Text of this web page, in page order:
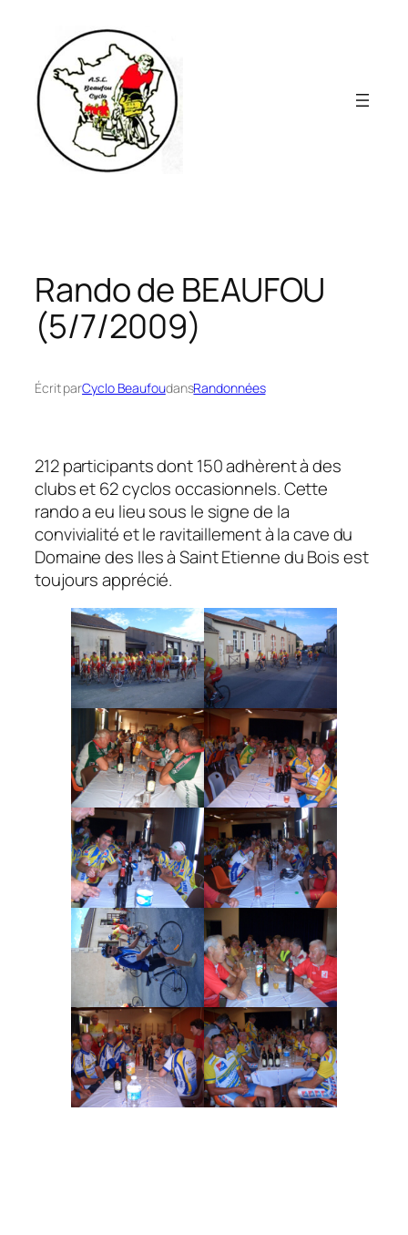
contenu
Rando de BEAUFOU
(5/7/2009)
Écrit parCyclo BeaufoudansRandonnées
212 participants dont 150 adhèrent à des
clubs et 62 cyclos occasionnels. Cette
rando a eu lieu sous le signe de la
convivialité et le ravitaillement à la cave du
Domaine des Iles à Saint Etienne du Bois est
toujours apprécié.